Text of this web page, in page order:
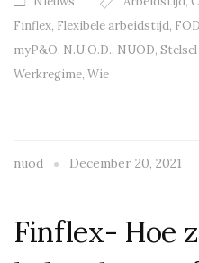
Finflex, Flexibele arbeidstijd, FOD
myP&O, N.U.O.D., NUOD, Stelsel
Werkregime, Wie
nuod December 20, 2021
Finflex- Hoe